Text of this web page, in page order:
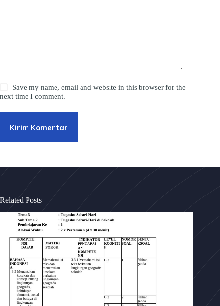
Save my name, email and website in this browser for the
next time I comment.
Kirim Komentar
Related Posts